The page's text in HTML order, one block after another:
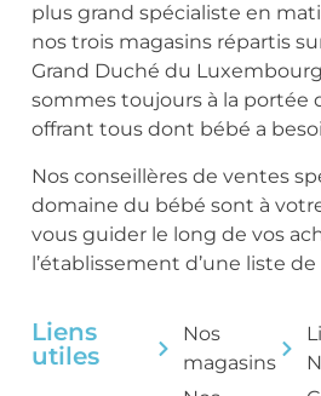
plus grand spécialiste en
nos trois magasins répartis
Grand Duché du
sommes toujours à la portée
offrant tous dont bébé a
Nos conseillères de ventes
domaine du bébé sont à
vous guider le long de vos
l’établissement d’une liste de
Liens
utiles
Nos
magasins